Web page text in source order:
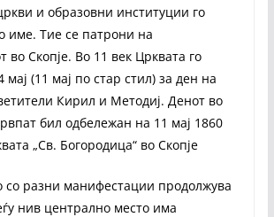
и образовни институции го
име. Тие се патрони на
во Скопје. Во 11 век Црквата го
мај (11 мај по стар стил) за ден на
Кирил и Методиј. Денот во
бил одбележан на 11 мај 1860
„Св. Богородица“ во Скопје
со разни манифестации продолжува
нив централно место има